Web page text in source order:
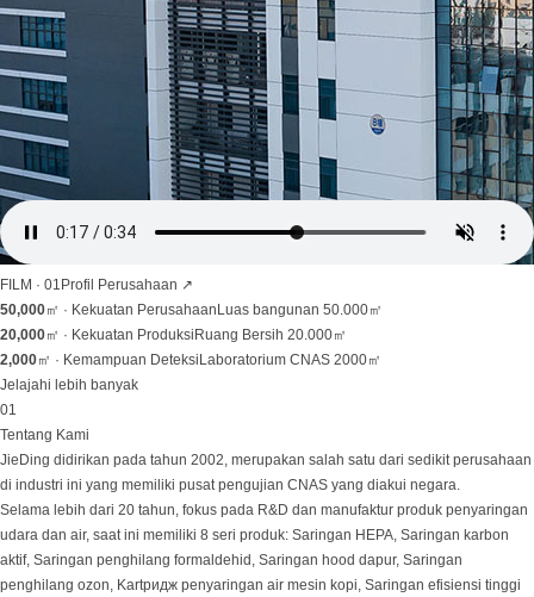
FILM · 01 Profil Perusahaan ↗
50,000㎡ · Kekuatan Perusahaan Luas bangunan 50.000㎡
20,000㎡ · Kekuatan Produksi Ruang Bersih 20.000㎡
2,000㎡ · Kemampuan Deteksi Laboratorium CNAS 2000㎡
Jelajahi lebih banyak
01
Tentang Kami
JieDing didirikan pada tahun 2002, merupakan salah satu dari sedikit perusahaan
di industri ini yang memiliki pusat pengujian CNAS yang diakui negara.
Selama lebih dari 20 tahun, fokus pada R&D dan manufaktur produk penyaringan
udara dan air, saat ini memiliki 8 seri produk: Saringan HEPA, Saringan karbon
aktif, Saringan penghilang formaldehid, Saringan hood dapur, Saringan
penghilang ozon, Kartридж penyaringan air mesin kopi, Saringan efisiensi tinggi